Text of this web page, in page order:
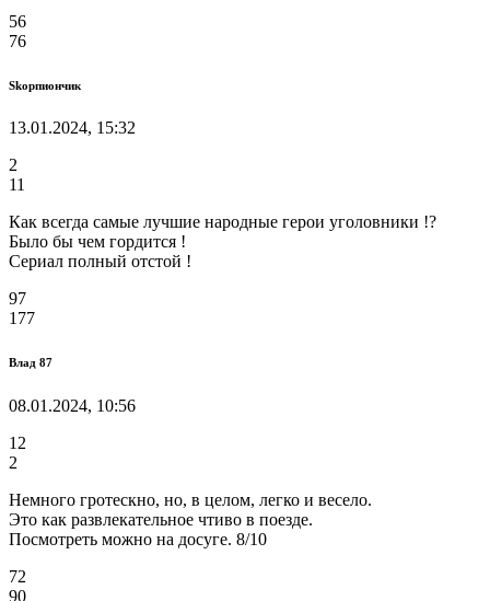
56
76
Skорпиончик
13.01.2024, 15:32
2
11
Как всегда самые лучшие народные герои уголовники !?
Было бы чем гордится !
Сериал полный отстой !
97
177
Влад 87
08.01.2024, 10:56
12
2
Немного гротескно, но, в целом, легко и весело.
Это как развлекательное чтиво в поезде.
Посмотреть можно на досуге. 8/10
72
90